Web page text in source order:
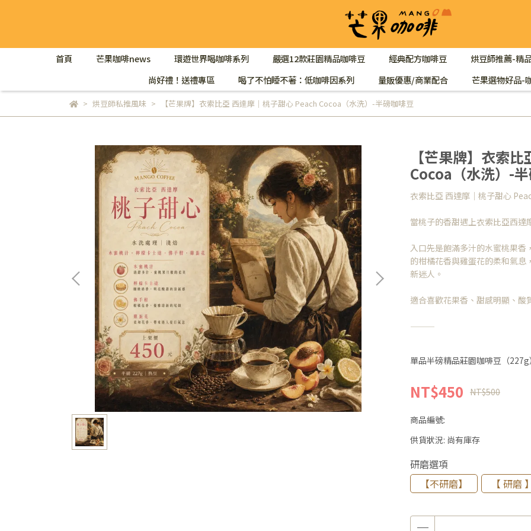
首頁 芒果咖啡news 環遊世界喝咖啡系列 嚴選12款莊園精品咖啡豆 經典配方咖啡豆 烘豆師推薦-精
尚好禮！送禮專區
喝了不怕睡不著：低咖啡因系列 量販優惠/商業配合 芒果選物好品-
烘豆師私推風味 【芒果牌】衣索比亞 西達摩｜桃子甜心 Peach Cocoa（水洗）-半磅咖啡豆
【芒果牌】衣索
Cocoa（水洗）-
衣索比亞 西達摩｜桃子甜心
當桃子的香甜遇上衣索比亞西達
入口先是飽滿多汁的水蜜桃果
的柑橘花香與雞蛋花的柔和氣
新迷人。
適合喜歡花果香、甜感明顯、酸
⸻
單品半磅精品莊園咖啡豆（227g）
NT$450 NT$500
商品編號:
供貨狀況: 尚有庫存
研磨選項
【不研磨】
【 研磨 】